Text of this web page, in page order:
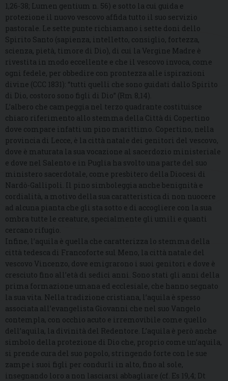
1,26-38; Lumen gentium n. 56) e sotto la cui guida e
protezione il nuovo vescovo affida tutto il suo servizio
pastorale. Le sette punte richiamano i sette doni dello
Spirito Santo (sapienza, intelletto, consiglio, fortezza,
scienza, pietà, timore di Dio), di cui la Vergine Madre è
rivestita in modo eccellente e che il vescovo invoca, come
ogni fedele, per obbedire con prontezza alle ispirazioni
divine (CCC 1831): “tutti quelli che sono guidati dallo Spirito
di Dio, costoro sono figli di Dio” (Rm 8,14).
L’albero che campeggia nel terzo quadrante costituisce
chiaro riferimento allo stemma della Città di Copertino
dove compare infatti un pino marittimo. Copertino, nella
provincia di Lecce, è la città natale dei genitori del vescovo,
dove è maturata la sua vocazione al sacerdozio ministeriale
e dove nel Salento e in Puglia ha svolto una parte del suo
ministero sacerdotale, come presbitero della Diocesi di
Nardò-Gallipoli. Il pino simboleggia anche benignità e
cordialità, a motivo della sua caratteristica di non nuocere
ad alcuna pianta che gli sta sotto e di accogliere con la sua
ombra tutte le creature, specialmente gli umili e quanti
cercano rifugio.
Infine, l’aquila è quella che caratterizza lo stemma della
città tedesca di Francoforte sul Meno, la città natale del
vescovo Vincenzo, dove emigrarono i suoi genitori e dove è
cresciuto fino all’età di sedici anni. Sono stati gli anni della
prima formazione umana ed ecclesiale, che hanno segnato
la sua vita. Nella tradizione cristiana, l’aquila è spesso
associata all’evangelista Giovanni che nel suo Vangelo
contempla, con occhio acuto e irremovibile come quello
dell’aquila, la divinità del Redentore. L’aquila è però anche
simbolo della protezione di Dio che, proprio come un’aquila,
si prende cura del suo popolo, stringendo forte con le sue
zampe i suoi figli per condurli in alto, fino al sole,
insegnando loro a non lasciarsi abbagliare (cf. Es 19,4; Dt